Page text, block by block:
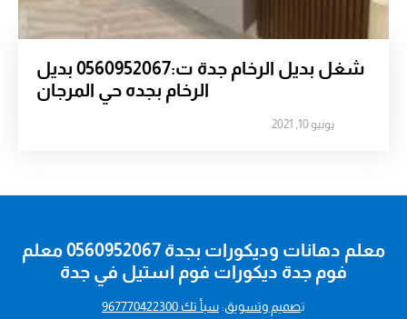
شغل بديل الرخام جدة ت:0560952067 بديل
الرخام بجده حي المرجان
يونيو 10, 2021
معلم دهانات وديكورات بجدة 0560952067 معلم
فوم جدة ديكورات فوم استيل في جدة
تصميم وتسويق:سبأ تك 967770422300